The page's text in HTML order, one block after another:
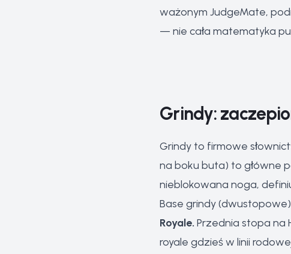
ważonym JudgeMate,
— nie cała matematyka
Grindy:
Grindy to firmowe
na boku buta) to główne
nieblokowana noga,
Base grindy (dwustopowe)
Royale. Przednia stopa na
royale gdzieś w linii